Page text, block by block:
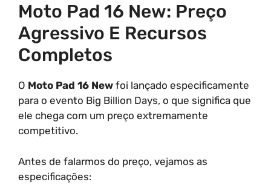
Moto Pad 16 New: Preço
Agressivo E Recursos
Completos
O Moto Pad 16 New foi lançado especificamente
para o evento Big Billion Days, o que significa que
ele chega com um preço extremamente
competitivo.
Antes de falarmos do preço, vejamos as
especificações: